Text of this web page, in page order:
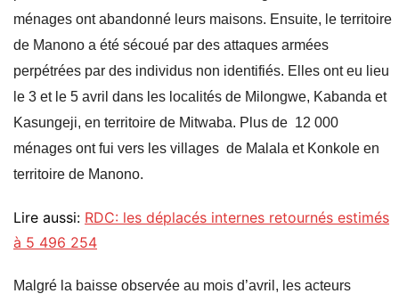
ménages ont abandonné leurs maisons. Ensuite, le territoire
de Manono a été sécoué par des attaques armées
perpétrées par des individus non identifiés. Elles ont eu lieu
le 3 et le 5 avril dans les localités de Milongwe, Kabanda et
Kasungeji, en territoire de Mitwaba. Plus de 12 000
ménages ont fui vers les villages de Malala et Konkole en
territoire de Manono.
Lire aussi: RDC: les déplacés internes retournés estimés
à 5 496 254
Malgré la baisse observée au mois d’avril, les acteurs